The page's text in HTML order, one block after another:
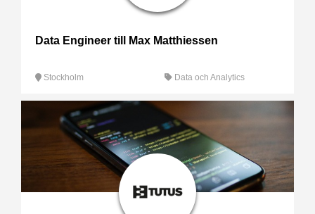
Data Engineer till Max Matthiessen
Stockholm Data och Analytics